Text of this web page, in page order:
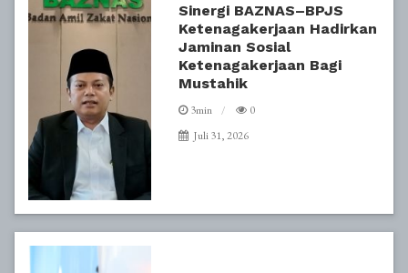
Sinergi BAZNAS–BPJS
Ketenagakerjaan Hadirkan
Jaminan Sosial
Ketenagakerjaan Bagi
Mustahik
3min
0
Juli 31, 2026